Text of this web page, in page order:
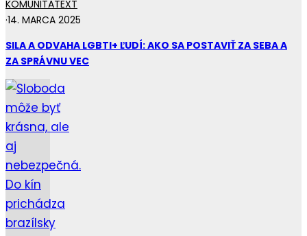
KOMUNITATEXT
·14. MARCA 2025
SILA A ODVAHA LGBTI+ ĽUDÍ: AKO SA POSTAVIŤ ZA SEBA A
ZA SPRÁVNU VEC